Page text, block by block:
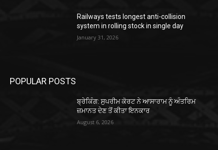
Railways tests longest anti-collision
system in rolling stock in single day
January 31, 2026
POPULAR POSTS
ਬ੍ਰੇਕਿੰਗ: ਸੁਪਰੀਮ ਕੋਰਟ ਨੇ ਆਸਾਰਾਮ ਨੂੰ ਅੰਤਰਿਮ
ਜ਼ਮਾਨਤ ਦੇਣ ਤੋਂ ਕੀਤਾ ਇਨਕਾਰ
August 6, 2026